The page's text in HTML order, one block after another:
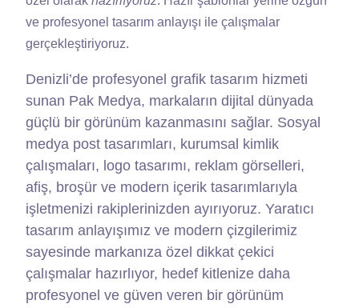
ve profesyonel tasarım anlayışı ile çalışmalar
gerçekleştiriyoruz.
Denizli’de profesyonel grafik tasarım hizmeti
sunan Pak Medya, markaların dijital dünyada
güçlü bir görünüm kazanmasını sağlar. Sosyal
medya post tasarımları, kurumsal kimlik
çalışmaları, logo tasarımı, reklam görselleri,
afiş, broşür ve modern içerik tasarımlarıyla
işletmenizi rakiplerinizden ayırıyoruz. Yaratıcı
tasarım anlayışımız ve modern çizgilerimiz
sayesinde markanıza özel dikkat çekici
çalışmalar hazırlıyor, hedef kitlenize daha
profesyonel ve güven veren bir görünüm